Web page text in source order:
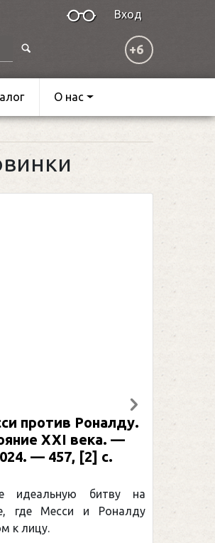
Вход
+6
О нас
Я. Александр Овечкин
биография. —
(макет 2025). — 133,
Спорт)
Следующий